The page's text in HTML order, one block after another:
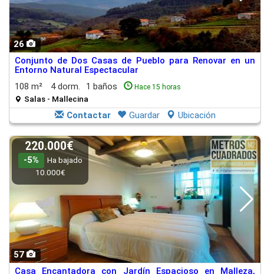
26
Conjunto de Dos Casas de Pueblo para Renovar en un
Entorno Natural Espectacular
108 m²
4 dorm. 1 baños Hace 15 horas
Salas - Mallecina
Contactar Guardar Ubicación
57
220.000€
-5%
Ha bajado
10.000€
Casa Encantadora con Jardín Espacioso en Malleza,